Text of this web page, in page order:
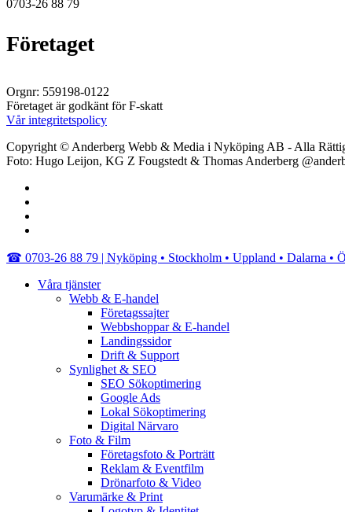
0703-26 88 79
Företaget
Orgnr: 559198-0122
Företaget är godkänt för F-skatt
Vår integritetspolicy
Copyright © Anderberg Webb & Media i Nyköping AB - Alla
Foto: Hugo Leijon, KG Z Fougstedt & Thomas Anderberg
Close
☎︎ 0703-26 88 79 | Nyköping • Stockholm • Uppland • Dalarna •
Våra tjänster
Webb & E-handel
Företagssajter
Webbshoppar & E-handel
Landingssidor
Drift & Support
Synlighet & SEO
SEO Sökoptimering
Google Ads
Lokal Sökoptimering
Digital Närvaro
Foto & Film
Företagsfoto & Porträtt
Reklam & Eventfilm
Drönarfoto & Video
Varumärke & Print